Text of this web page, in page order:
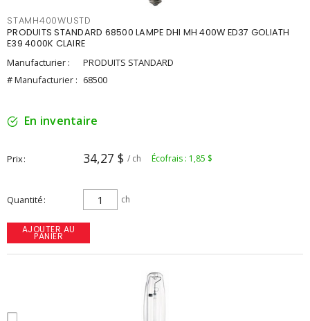
STAMH400WUSTD
PRODUITS STANDARD 68500 LAMPE DHI MH 400W ED37 GOLIATH
E39 4000K CLAIRE
Manufacturier :
PRODUITS STANDARD
# Manufacturier : 68500
En inventaire
Prix 34,27 $ / ch Écofrais : 1,85 $
Quantité ch
AJOUTER AU
PANIER